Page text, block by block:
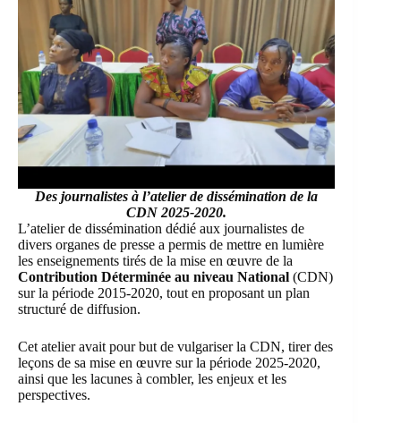
Des journalistes à l’atelier de dissémination de la
CDN 2025-2020.
L’atelier de dissémination dédié aux journalistes de
divers organes de presse a permis de mettre en lumière
les enseignements tirés de la mise en œuvre de la
Contribution Déterminée au niveau National (CDN)
sur la période 2015-2020, tout en proposant un plan
structuré de diffusion.
Cet atelier avait pour but de vulgariser la CDN, tirer des
leçons de sa mise en œuvre sur la période 2025-2020,
ainsi que les lacunes à combler, les enjeux et les
perspectives.